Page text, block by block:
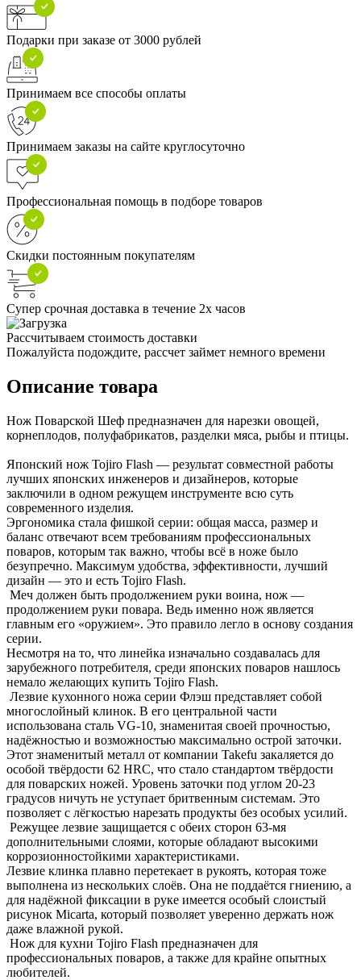
Подарки при заказе от 3000 рублей
Принимаем все способы оплаты
Принимаем заказы на сайте круглосуточно
Профессиональная помощь в подборе товаров
Скидки постоянным покупателям
Супер срочная доставка в течение 2х часов
Рассчитываем стоимость доставки
Пожалуйста подождите, рассчет займет немного времени
Описание товара
Нож Поварской Шеф предназначен для нарезки овощей,
корнеплодов, полуфабрикатов, разделки мяса, рыбы и птицы.
Японский нож Tojiro Flash — результат совместной работы
лучших японских инженеров и дизайнеров, которые
заключили в одном режущем инструменте всю суть
современного изделия.
Эргономика стала фишкой серии: общая масса, размер и
баланс отвечают всем требованиям профессиональных
поваров, которым так важно, чтобы всё в ноже было
безупречно. Максимум удобства, эффективности, лучший
дизайн — это и есть Tojiro Flash.
Меч должен быть продолжением руки воина, нож —
продолжением руки повара. Ведь именно нож является
главным его «оружием». Это правило легло в основу создания
серии.
Несмотря на то, что линейка изначально создавалась для
зарубежного потребителя, среди японских поваров нашлось
немало желающих купить Tojiro Flash.
Лезвие кухонного ножа серии Флэш представляет собой
многослойный клинок. В его центральной части
использована сталь VG-10, знаменитая своей прочностью,
надёжностью и возможностью максимально острой заточки.
Этот знаменитый металл от компании Takefu закаляется до
особой твёрдости 62 HRC, что стало стандартом твёрдости
для поварских ножей. Уровень заточки под углом 20-23
градусов ничуть не уступает бритвенным системам. Это
позволяет с лёгкостью нарезать продукты без особых усилий.
Режущее лезвие защищается с обеих сторон 63-мя
дополнительными слоями, которые обладают высокими
коррозионностойкими характеристиками.
Лезвие клинка плавно перетекает в рукоять, которая тоже
выполнена из нескольких слоёв. Она не поддаётся гниению, а
для надёжной фиксации в руке имеется особый слоистый
рисунок Micarta, который позволяет уверенно держать нож
даже влажной рукой.
Нож для кухни Tojiro Flash предназначен для
профессиональных поваров, а также для крайне опытных
любителей.